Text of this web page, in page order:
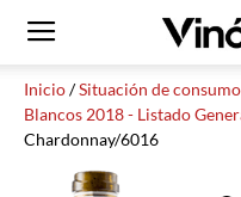
Inicio/Situación de consumo
Blancos 2018 - Listado
Chardonnay/6016